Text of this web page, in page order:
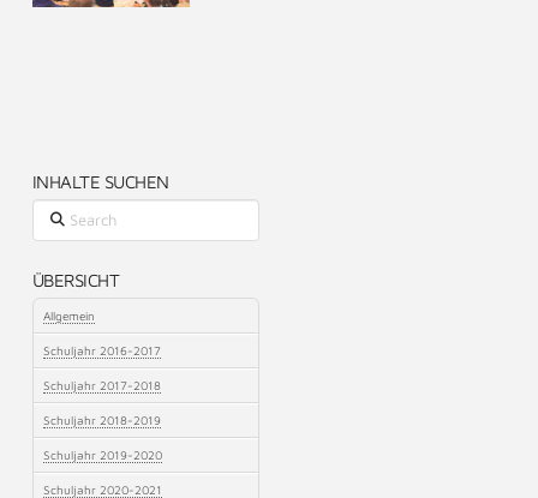
INHALTE SUCHEN
ÜBERSICHT
Allgemein
Schuljahr 2016-2017
Schuljahr 2017-2018
Schuljahr 2018-2019
Schuljahr 2019-2020
Schuljahr 2020-2021